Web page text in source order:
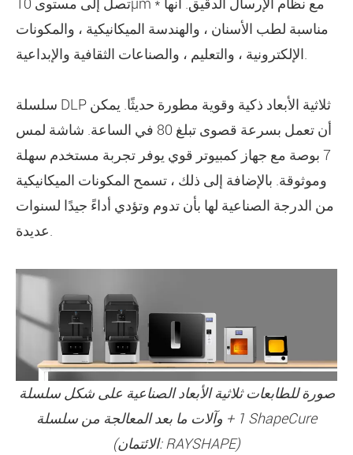
تصل إلى مستوى 10μm * مع نظام الإرسال الدقيق. انها
مناسبة لطب الأسنان ، والهندسة الميكانيكية ، والمكونات
سلسلة DLP ثلاثية الأبعاد ذكية وقوية مطورة حديثًا. يمكن
أن تعمل بسرعة قصوى تبلغ 80 في الساعة. شاشة لمس
7 بوصة مع جهاز كمبيوتر قوي يوفر تجربة مستخدم سهلة
وموثوقة. بالإضافة إلى ذلك ، تسمح المكونات الميكانيكية
من الدرجة الصناعية لها بأن تدوم وتؤدي أداءً جيدًا لسنوات
صورة للطابعات ثلاثية الأبعاد الصناعية على شكل سلسلة
1 + وآلات ما بعد المعالجة من سلسلة ShapeCure
(الائتمان: RAYSHAPE)